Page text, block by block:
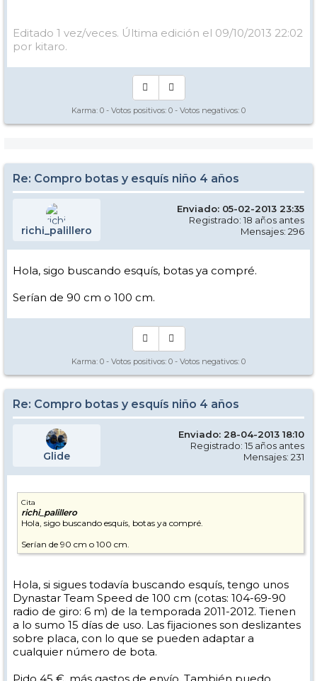
Editado 1 vez/veces. Última edición el 09/10/2013 22:02
por kitaro.
Karma: 0 - Votos positivos: 0 - Votos negativos: 0
Re: Compro botas y esquís niño 4 años
richi_palillero
Enviado: 05-02-2013 23:35
Registrado: 18 años antes
Mensajes: 296
Hola, sigo buscando esquís, botas ya compré.
Serían de 90 cm o 100 cm.
Karma: 0 - Votos positivos: 0 - Votos negativos: 0
Re: Compro botas y esquís niño 4 años
Glide
Enviado: 28-04-2013 18:10
Registrado: 15 años antes
Mensajes: 231
Cita
richi_palillero
Hola, sigo buscando esquís, botas ya compré.
Serían de 90 cm o 100 cm.
Hola, si sigues todavía buscando esquís, tengo unos
Dynastar Team Speed de 100 cm (cotas: 104-69-90
radio de giro: 6 m) de la temporada 2011-2012. Tienen
a lo sumo 15 días de uso. Las fijaciones son deslizantes
sobre placa, con lo que se pueden adaptar a
cualquier número de bota.